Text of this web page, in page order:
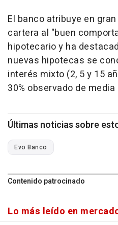
El banco atribuye en
cartera al "buen
hipotecario y ha
nuevas hipotecas se
interés mixto (2, 5 y 15
30% observado de media
Últimas noticias sobre
Evo Banco
Contenido patrocinado
Lo más leído en